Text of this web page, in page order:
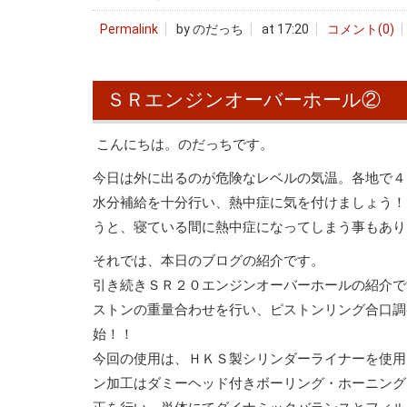
Permalink by のだっち at 17:20 コメント(0)
ＳＲエンジンオーバーホール②
こんにちは。のだっちです。
今日は外に出るのが危険なレベルの気温。各地で
水分補給を十分行い、熱中症に気を付けましょう
うと、寝ている間に熱中症になってしまう事もあ
それでは、本日のブログの紹介です。
引き続きＳＲ２０エンジンオーバーホールの紹介
ストンの重量合わせを行い、ピストンリング合口
始！！
今回の使用は、ＨＫＳ製シリンダーライナーを使
ン加工はダミーヘッド付きボーリング・ホーニン